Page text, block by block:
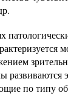
по типу